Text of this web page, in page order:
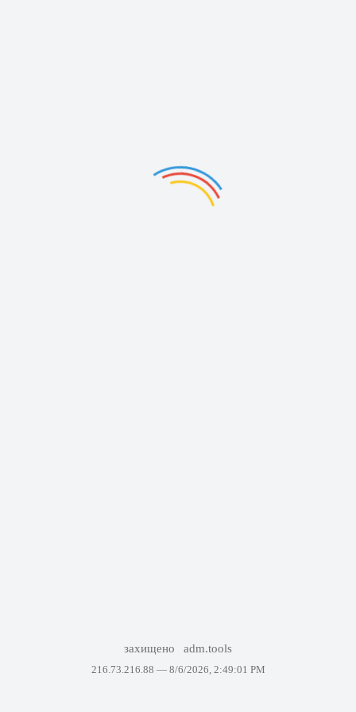
захищено adm.tools
216.73.216.88 — 8/6/2026, 2:49:01 PM